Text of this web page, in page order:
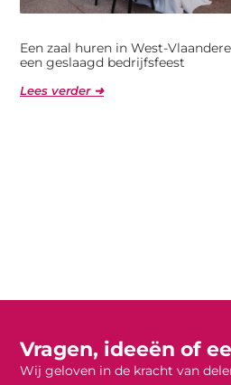
Een zaal huren in West-
een geslaagd bedrijfsfeest
Lees verder ➜
Vragen, ideeën of
Wij geloven in de kracht van